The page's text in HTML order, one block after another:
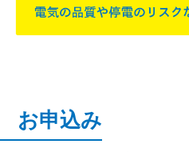
お申込み